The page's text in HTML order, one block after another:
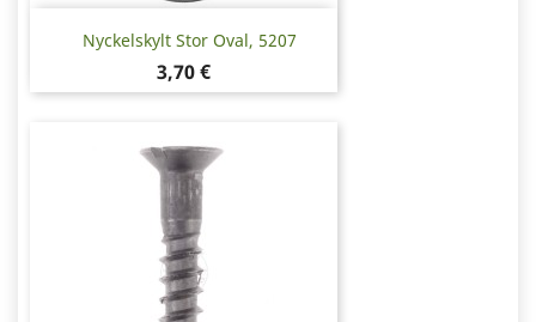
Nyckelskylt Stor Oval, 5207
Pris
3,70 €